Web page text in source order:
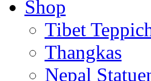
Shop
Tibet
Thangkas
Nepal